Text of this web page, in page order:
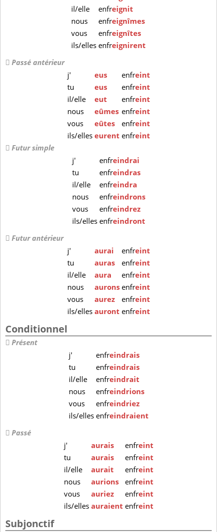
il/elle
enfreignit
nous
enfreignîmes
vous
enfreignîtes
ils/ellesenfreignirent
Passé antérieur
j'
eus enfreint
tu
eus enfreint
il/elle
eut enfreint
nous
eûmes enfreint
vous
eûtes enfreint
ils/elles eurent enfreint
Futur simple
j'
enfreindrai
tu
enfreindras
il/elle
enfreindra
nous
enfreindrons
vous
enfreindrez
ils/elles enfreindront
Futur antérieur
j'
aurai enfreint
tu
auras enfreint
il/elle
aura enfreint
nous
aurons enfreint
vous
aurez enfreint
ils/elles auront enfreint
Conditionnel
Présent
j'
enfreindrais
tu
enfreindrais
il/elle
enfreindrait
nous
enfreindrions
vous
enfreindriez
ils/elles enfreindraient
Passé
j'
aurais enfreint
tu
aurais enfreint
il/elle
aurait enfreint
nous
aurions enfreint
vous
auriez enfreint
ils/elles auraient enfreint
Subjonctif